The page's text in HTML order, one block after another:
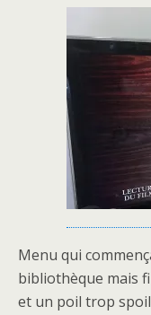
Menu qui
bibliothèque mais
et un poil trop